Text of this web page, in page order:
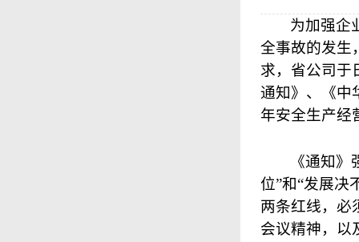
为加强企
全事故的发生
求，省公司于
通知》、《中
年安全生产经
《通知
位”和“发展决
两条红线，必
会议精神，以